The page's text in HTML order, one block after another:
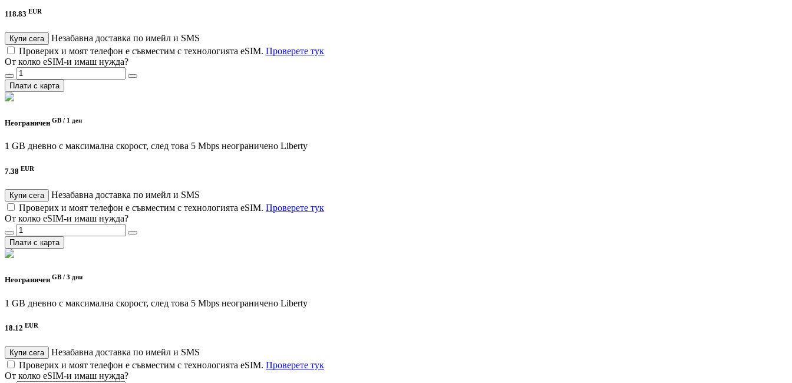
118.83 EUR
Купи сега
Незабавна доставка по имейл и SMS
Проверих и моят телефон е съвместим с технологията eSIM. Проверете тук
От колко eSIM-и имаш нужда?
Плати с карта
Неограничен GB / 1 ден
1 GB дневно с максимална скорост, след това 5 Mbps неограничено Liberty
7.38 EUR
Купи сега
Незабавна доставка по имейл и SMS
Проверих и моят телефон е съвместим с технологията eSIM. Проверете тук
От колко eSIM-и имаш нужда?
Плати с карта
Неограничен GB / 3 дни
1 GB дневно с максимална скорост, след това 5 Mbps неограничено Liberty
18.12 EUR
Купи сега
Незабавна доставка по имейл и SMS
Проверих и моят телефон е съвместим с технологията eSIM. Проверете тук
От колко eSIM-и имаш нужда?